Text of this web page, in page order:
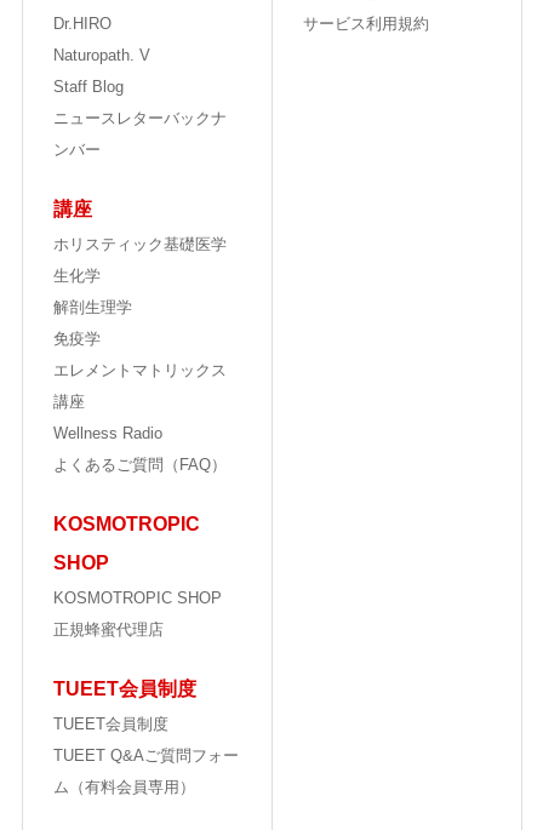
Dr.HIRO
Naturopath. V
Staff Blog
ニュースレターバックナ
ンバー
講座
ホリスティック基礎医学
生化学
解剖生理学
免疫学
エレメントマトリックス
講座
Wellness Radio
よくあるご質問（FAQ）
KOSMOTROPIC
SHOP
KOSMOTROPIC SHOP
正規蜂蜜代理店
TUEET会員制度
TUEET会員制度
TUEET Q&Aご質問フォー
ム（有料会員専用）
サービス利用規約